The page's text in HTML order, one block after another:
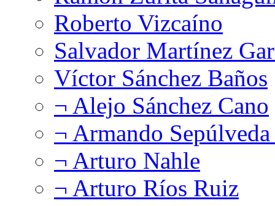
Roberto Vizcaíno
Salvador Martínez
Víctor Sánchez Baños
¬ Alejo Sánchez Cano
¬ Armando
¬ Arturo Nahle
¬ Arturo Ríos Ruiz